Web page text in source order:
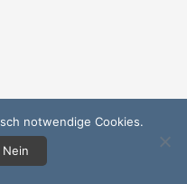
notwendige Cookies.
Nein